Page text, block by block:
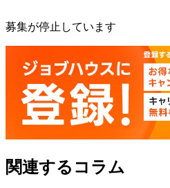
募集が停止しています
関連するコラム